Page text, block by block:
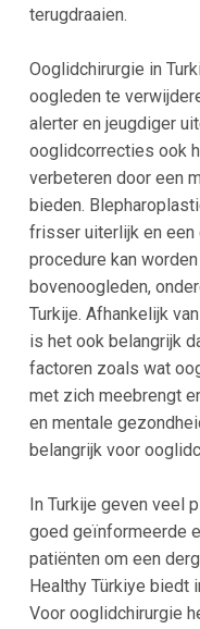
terugdraaien.
Ooglidchirurgie in
oogleden te
alerter en jeugdiger
ooglidcorrecties ook
verbeteren door een
bieden.
frisser uiterlijk en een
procedure kan
bovenoogleden,
Turkije. Afhankelijk
is het ook belangrijk
factoren zoals wat
met zich meebrengt
en mentale
belangrijk voor
In Turkije geven veel
goed geïnformeerde
patiënten om een
Healthy Türkiye biedt
Voor ooglidchirurgie